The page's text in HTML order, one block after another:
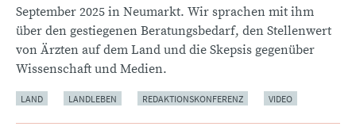
September 2025 in Neumarkt. Wir sprachen mit ihm
über den gestiegenen Beratungsbedarf, den Stellenwert
von Ärzten auf dem Land und die Skepsis gegenüber
Wissenschaft und Medien.
LAND LANDLEBEN REDAKTIONSKONFERENZ VIDEO